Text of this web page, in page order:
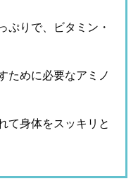
ぷりで、ビタミン・
ために必要なアミノ
て身体をスッキリと